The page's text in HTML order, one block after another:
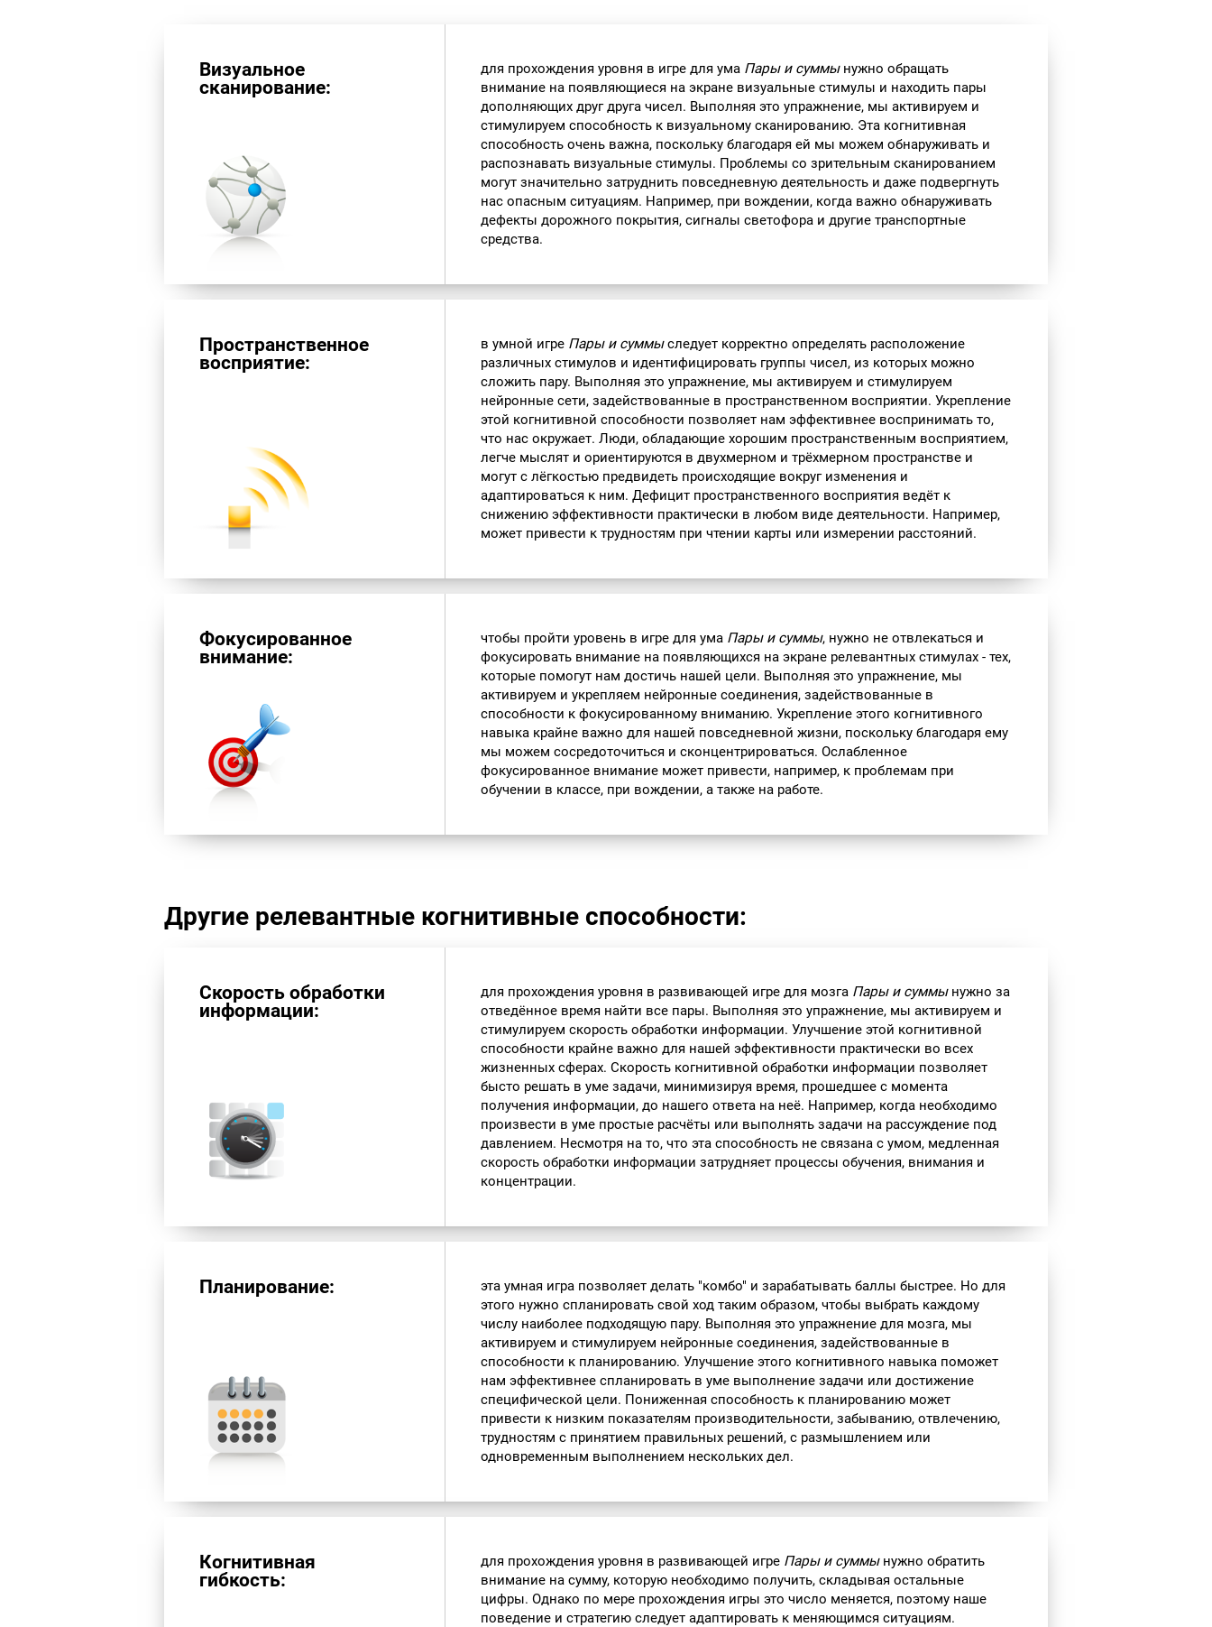
Визуальное
сканирование:
для прохождения уровня в игре для ума Пары и суммынужно обращать
внимание на появляющиеся на экране визуальные стимулы и находить пары
дополняющих друг друга чисел. Выполняя это упражнение, мы активируем и
стимулируем способность к визуальному сканированию. Эта когнитивная
способность очень важна, поскольку благодаря ей мы можем обнаруживать и
распознавать визуальные стимулы. Проблемы со зрительным сканированием
могут значительно затруднить повседневную деятельность и даже подвергнуть
нас опасным ситуациям. Например, при вождении, когда важно обнаруживать
дефекты дорожного покрытия, сигналы светофора и другие транспортные
средства.
Пространственное
восприятие:
в умной игре Пары и суммыследует корректно определять расположение
различных стимулов и идентифицировать группы чисел, из которых можно
сложить пару. Выполняя это упражнение, мы активируем и стимулируем
нейронные сети, задействованные в пространственном восприятии. Укрепление
этой когнитивной способности позволяет нам эффективнее воспринимать то,
что нас окружает. Люди, обладающие хорошим пространственным восприятием,
легче мыслят и ориентируются в двухмерном и трёхмерном пространстве и
могут с лёгкостью предвидеть происходящие вокруг изменения и
адаптироваться к ним. Дефицит пространственного восприятия ведёт к
снижению эффективности практически в любом виде деятельности. Например,
может привести к трудностям при чтении карты или измерении расстояний.
Фокусированное
внимание:
чтобы пройти уровень в игре для ума Пары и суммы, нужно не отвлекаться и
фокусировать внимание на появляющихся на экране релевантных стимулах - тех,
которые помогут нам достичь нашей цели. Выполняя это упражнение, мы
активируем и укрепляем нейронные соединения, задействованные в
способности к фокусированному вниманию. Укрепление этого когнитивного
навыка крайне важно для нашей повседневной жизни, поскольку благодаря ему
мы можем сосредоточиться и сконцентрироваться. Ослабленное
фокусированное внимание может привести, например, к проблемам при
обучении в классе, при вождении, а также на работе.
Другие релевантные когнитивные способности:
Скорость обработки
информации:
для прохождения уровня в развивающей игре для мозга Пары и суммынужно за
отведённое время найти все пары. Выполняя это упражнение, мы активируем и
стимулируем скорость обработки информации. Улучшение этой когнитивной
способности крайне важно для нашей эффективности практически во всех
жизненных сферах. Скорость когнитивной обработки информации позволяет
бысто решать в уме задачи, минимизируя время, прошедшее с момента
получения информации, до нашего ответа на неё. Например, когда необходимо
произвести в уме простые расчёты или выполнять задачи на рассуждение под
давлением. Несмотря на то, что эта способность не связана с умом, медленная
скорость обработки информации затрудняет процессы обучения, внимания и
концентрации.
Планирование:
эта умная игра позволяет делать "комбо" и зарабатывать баллы быстрее. Но для
этого нужно спланировать свой ход таким образом, чтобы выбрать каждому
числу наиболее подходящую пару. Выполняя это упражнение для мозга, мы
активируем и стимулируем нейронные соединения, задействованные в
способности к планированию. Улучшение этого когнитивного навыка поможет
нам эффективнее спланировать в уме выполнение задачи или достижение
специфической цели. Пониженная способность к планированию может
привести к низким показателям производительности, забыванию, отвлечению,
трудностям с принятием правильных решений, с размышлением или
одновременным выполнением нескольких дел.
Когнитивная
гибкость:
для прохождения уровня в развивающей игре Пары и суммынужно обратить
внимание на сумму, которую необходимо получить, складывая остальные
цифры. Однако по мере прохождения игры это число меняется, поэтому наше
поведение и стратегию следует адаптировать к меняющимся ситуациям.